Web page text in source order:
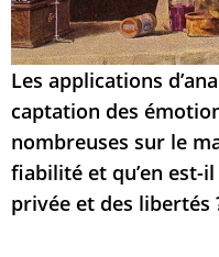
Les applications
captation des
nombreuses sur le
fiabilité et qu’en est-
privée et des libertés